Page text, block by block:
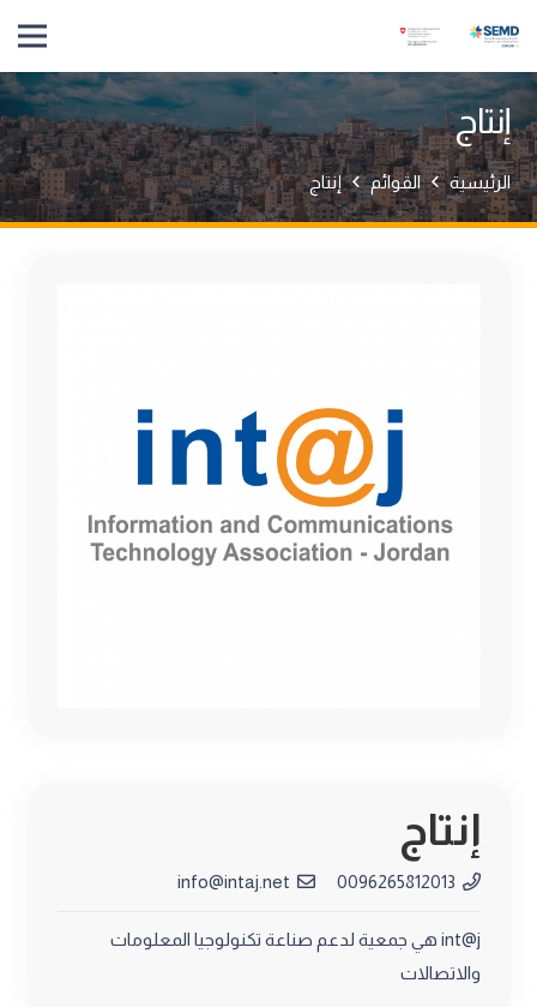
إنتاج
الرئيسية القوائم إنتاج
إنتاج
0096265812013
info@intaj.net
int@j هي جمعية لدعم صناعة تكنولوجيا المعلومات
والاتصالات